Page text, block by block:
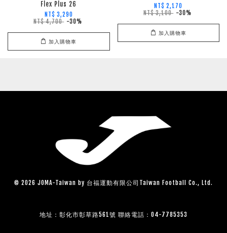
Flex Plus 26
NT$ 3,290
NT$ 4,700 -30%
加入購物車
NT$ 2,170
NT$ 3,100 -30%
加入購物車
© 2026 JOMA-Taiwan by 台福運動有限公司Taiwan Football Co., Ltd.
地址：彰化市彰草路561號 聯絡電話：04-7785353